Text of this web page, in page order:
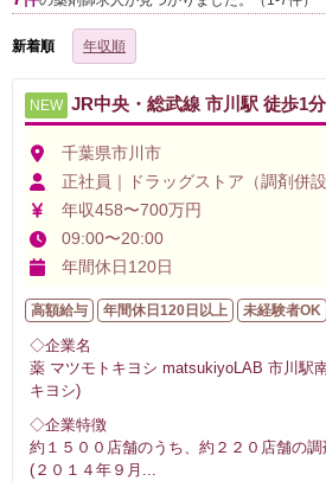
新着順 年収順
NEW JR中央・総武線 市川駅 徒歩1分
千葉県市川市
正社員｜ドラッグストア（調剤併設
年収458〜700万円
09:00〜20:00
年間休日120日
高額給与 年間休日120日以上 未経験者OK
◇企業名
薬 マツモトキヨシ matsukiyoLAB 市川駅
キヨシ)
◇企業特徴
約１５００店舗のうち、約２２０店舗の
(２０１４年９月 ...